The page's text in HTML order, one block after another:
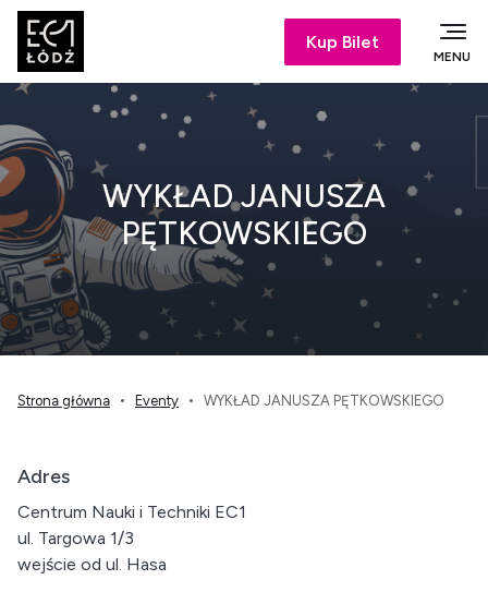
Kup Bilet
MENU
WYKŁAD JANUSZA
PĘTKOWSKIEGO
Strona główna Eventy WYKŁAD JANUSZA PĘTKOWSKIEGO
Adres
Centrum Nauki i Techniki EC1
ul. Targowa 1/3
wejście od ul. Hasa